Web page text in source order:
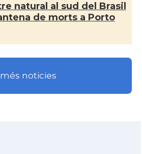
i consolats
natural al sud del Brasil
de morts a Porto
més noticies